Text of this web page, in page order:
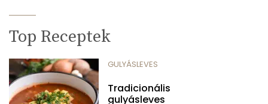
Top Receptek
GULYÁSLEVES
Tradicionális
gulyásleves